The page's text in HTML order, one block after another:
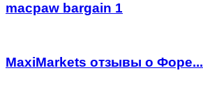
macpaw bargain 1
MaxiMarkets отзывы о Форе...